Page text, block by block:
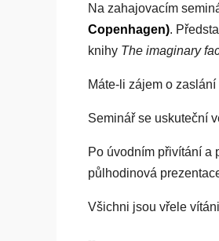
Na zahajovacím
Copenhagen).
knihy The imaginary
Máte-li zájem o
Seminář se uskuteční
Po úvodním přivítání a
půlhodinová
Všichni jsou vřele